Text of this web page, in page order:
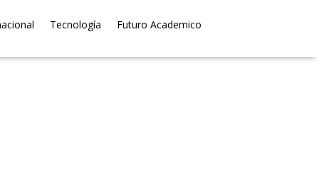
Tecnología Futuro Academico